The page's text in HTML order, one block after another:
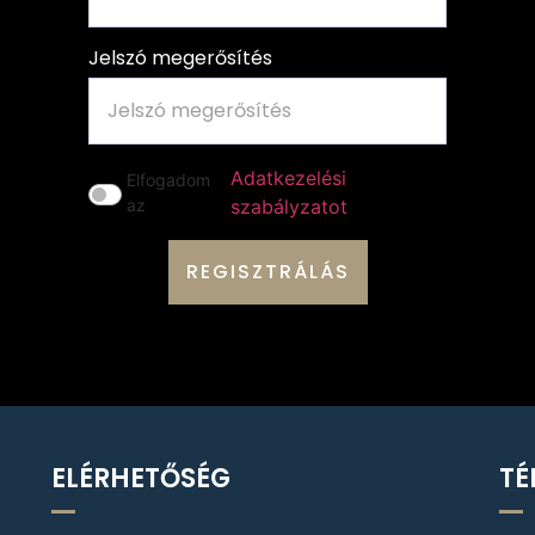
Jelszó megerősítés
Elfogadom
az
Adatkezelési
szabályzatot
ELÉRHETŐSÉG